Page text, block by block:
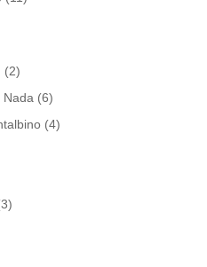
(2)
Nada (6)
(4)